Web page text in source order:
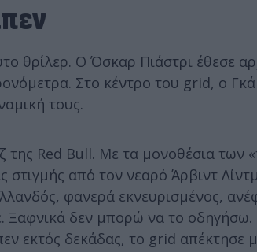
θρίλερ. Ο Όσκαρ Πιάστρι έθεσε
Στο κέντρο του grid, ο
τους.
Red Bull. Με τα μονοθέσια των
στιγμής από τον νεαρό Άρβιντ
φανερά εκνευρισμένος,
Ξαφνικά δεν μπορώ να το οδηγήσω.
εκτός δεκάδας, το grid απέκτησε